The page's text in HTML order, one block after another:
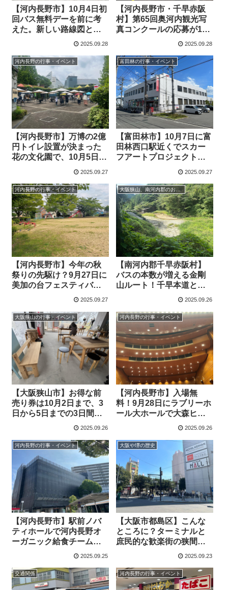
【河内長野市】10月4日初
回バス無料デーを前に考
えた。新しい路線図と時
刻表でこんなバス巡りが
2025.09.28
【河内長野市・千早赤阪
村】第65回奥河内観光写
真コンクールの応募が10
月6日からスタートしま
2025.09.28
河内長野の行事・イベント
【河内長野市】万博の2億
円トイレ設置が決まった
花の文化園で、10月5日に
2025.09.27
富田林の行事・イベント
【富田林市】10月7日に富
田林西口駅近くでスカー
フアートプロジェクトが
2025.09.27
河内長野の行事・イベント
【河内長野市】今年の秋
祭りの先駆け？9月27日に
美加の台フェスティバル
が3号公園で開催されま
2025.09.27
大阪狭山、南河内郡のおでかけ・散歩記事
【南河内郡千早赤阪村】
バスの本数が増える金剛
山ルート！千早本道と反
対側をプチ散歩して季節
2025.09.26
大阪狭山の行事・イベント
【大阪狭山市】お得な前
売り券は10月2日まで、3
日から5日までの3日間は9
回目になる「さやまバ
ジナル）
2025.09.26
河内長野の行事・イベント
【河内長野市】入場無
料！9月28日にラブリーホ
ール大ホールで大森ヒデ
ノリフィドル教室&伝統音
ます（オリジナル）
2025.09.26
河内長野の行事・イベント
【河内長野市】駅前ノバ
ティホールで河内長野オ
ーガニック給食チームが
10月5日映画上映会&交流
2025.09.25
大阪や堺の歴史
【大阪市都島区】こんな
ところに？ターミナルと
庶民的な歓楽街の狭間。
京橋駅前、京街道及び大
2025.09.23
交通関係 河内長野の行事・イベント